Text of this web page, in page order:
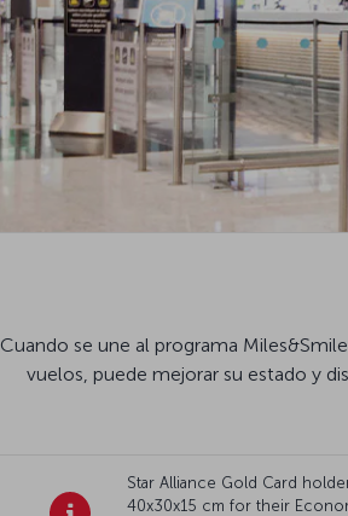
Cuando se une al programa
vuelos, puede mejorar su estado y
Star Alliance Gold Card
40x30x15 cm for their